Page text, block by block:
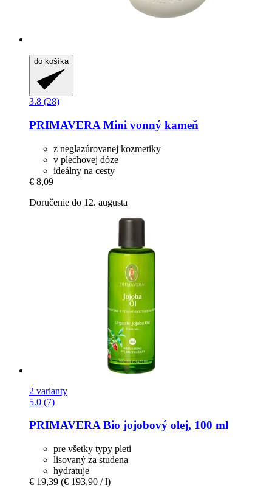
do košíka
3.8 (28)
PRIMAVERA Mini vonný kameň
z neglazúrovanej kozmetiky
v plechovej dóze
ideálny na cesty
€ 8,09
Doručenie do 12. augusta
2 varianty
5.0 (7)
PRIMAVERABio jojobový olej, 100 ml
pre všetky typy pleti
lisovaný za studena
hydratuje
€ 19,39 (€ 193,90 / l)